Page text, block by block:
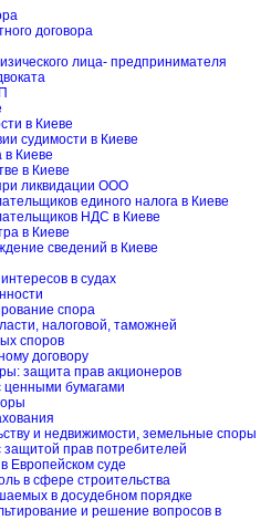
договора
лица- предпринимателя
в Киеве
судимости в Киеве
в Киеве
в Киеве
ликвидации ООО
единого налога в Киеве
НДС в Киеве
в Киеве
сведений в Киеве
в судах
спора
налоговой, таможней
споров
договору
защита прав акционеров
бумагами
и недвижимости, земельные споры
прав потребителей
Европейском суде
в сфере строительства
в досудебном порядке
и решение вопросов в